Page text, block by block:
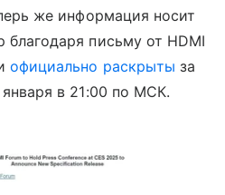
же информация носит
письму от HDMI
официально раскрыты за
в 21:00 по МСК.